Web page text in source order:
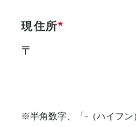
現住所*
〒
※半角数字、「-（ハイフン